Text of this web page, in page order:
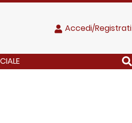
Accedi/Registrati